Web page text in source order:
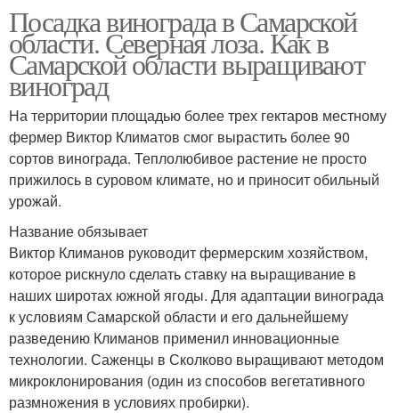
Посадка винограда в Самарской
области. Северная лоза. Как в
Самарской области выращивают
виноград
На территории площадью более трех гектаров местному
фермер Виктор Климатов смог вырастить более 90
сортов винограда. Теплолюбивое растение не просто
прижилось в суровом климате, но и приносит обильный
урожай.
Название обязывает
Виктор Климанов руководит фермерским хозяйством,
которое рискнуло сделать ставку на выращивание в
наших широтах южной ягоды. Для адаптации винограда
к условиям Самарской области и его дальнейшему
разведению Климанов применил инновационные
технологии. Саженцы в Сколково выращивают методом
микроклонирования (один из способов вегетативного
размножения в условиях пробирки).